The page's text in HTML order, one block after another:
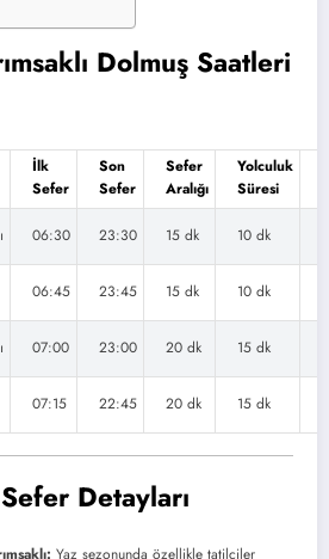
Dolmuş Saatleri
İlk
Sefer
Son
Sefer
Sefer
Aralığı
Yolculuk
Süresi
06:30 23:30 15 dk 10 dk
06:45 23:45 15 dk 10 dk
07:00 23:00 20 dk 15 dk
07:15 22:45 20 dk 15 dk
Detayları
Yaz sezonunda özellikle tatilciler